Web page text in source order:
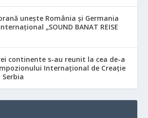
unește România și Germania
„SOUND BANAT REISE
continente s-au reunit la cea de-a
Internațional de Creație